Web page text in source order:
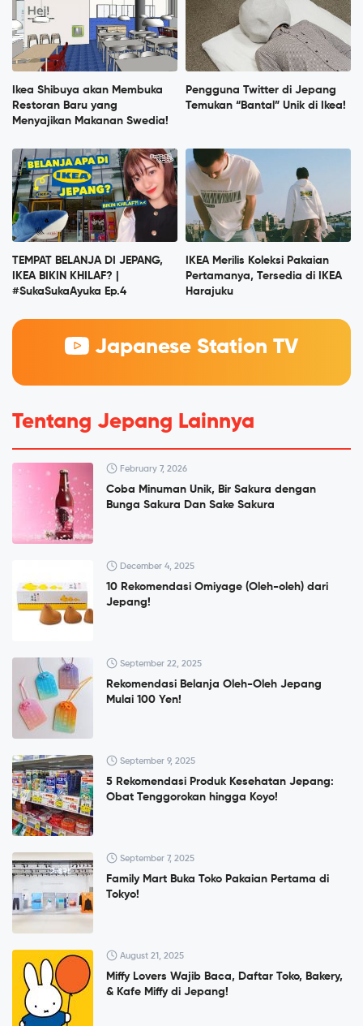
Ikea Shibuya akan Membuka
Restoran Baru yang
Menyajikan Makanan Swedia!
Pengguna Twitter di Jepang
Temukan “Bantal” Unik di Ikea!
TEMPAT BELANJA DI JEPANG,
IKEA BIKIN KHILAF? |
#SukaSukaAyuka Ep.4
IKEA Merilis Koleksi Pakaian
Pertamanya, Tersedia di IKEA
Harajuku
Japanese Station TV
Tentang Jepang Lainnya
February 7, 2026
Coba Minuman Unik, Bir Sakura dengan
Bunga Sakura Dan Sake Sakura
December 4, 2025
10 Rekomendasi Omiyage (Oleh-oleh) dari
Jepang!
September 22, 2025
Rekomendasi Belanja Oleh-Oleh Jepang
Mulai 100 Yen!
September 9, 2025
5 Rekomendasi Produk Kesehatan Jepang:
Obat Tenggorokan hingga Koyo!
September 7, 2025
Family Mart Buka Toko Pakaian Pertama di
Tokyo!
August 21, 2025
Miffy Lovers Wajib Baca, Daftar Toko, Bakery,
& Kafe Miffy di Jepang!